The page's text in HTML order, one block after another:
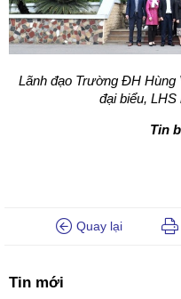
Lãnh đạo Trường ĐH
đại biểu,
Tin
Quay lại
Tin mới